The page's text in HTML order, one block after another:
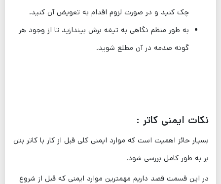
چک کنید و در صورت لزوم اقدام به تعویض آن کنید.
به طور منظم نگاهی به تیغه برش بیندازید تا از وجود هر
گونه صدمه در آن مطلع شوید.
نکات ایمنی کاتر :
بسیار حائز اهمیت است که موارد ایمنی کلی قبل از کار با کاتر بتن
بر به طور کامل بررسی شود.
در این قسمت قصد داریم مهمترین موارد ایمنی که قبل از شروع